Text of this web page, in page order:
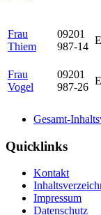
Frau
Thiem
09201
987-14
Frau
Vogel
09201
987-26
Gesamt-
Quicklinks
Kontakt
Impressum
Datenschutz